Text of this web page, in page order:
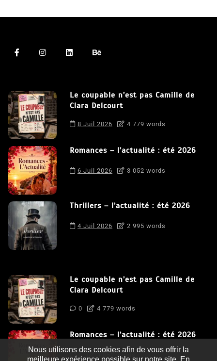
Le coupable n’est pas Camille de
Clara Delcourt
8 Juil 2026 4 779 words
Romances – l’actualité : été 2026
6 Juil 2026 3 052 words
Thrillers – l’actualité : été 2026
4 Juil 2026 2 995 words
Le coupable n’est pas Camille de
Clara Delcourt
0 4 779 words
Romances – l’actualité : été 2026
0 3 052 words
Nous utilisons des cookies afin de vous offrir la
meilleure expérience possible sur notre site. En